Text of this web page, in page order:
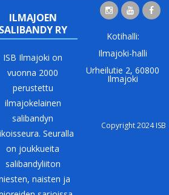
ILMAJOEN
SALIBANDY RY
ISB Ilmajoki on
vuonna 2000
perustettu
ilmajokelainen
salibandyn
Seuralla
on joukkueita
salibandyliiton
naisten ja
Kotihalli:
Ilmajoki-halli
Urheilutie 2, 60800
Ilmajoki
Copyright 2024 ISB